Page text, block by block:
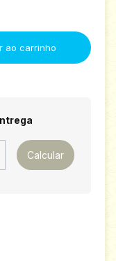
Alterar CEP
Calcular